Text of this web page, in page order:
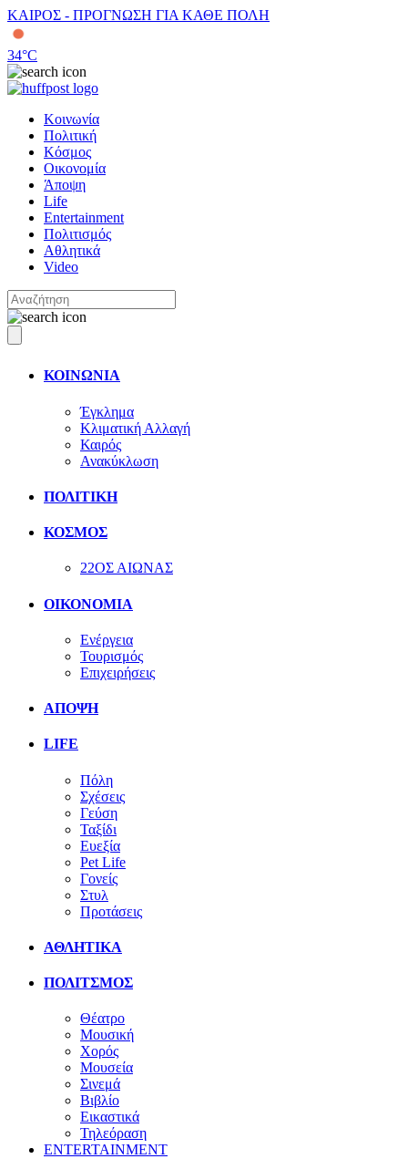
ΚΑΙΡΟΣ - ΠΡΟΓΝΩΣΗ ΓΙΑ ΚΑΘΕ ΠΟΛΗ
34°C
Κοινωνία
Πολιτική
Κόσμος
Οικονομία
Άποψη
Life
Entertainment
Πολιτισμός
Αθλητικά
Video
ΚΟΙΝΩΝΙΑ
Έγκλημα
Κλιματική Αλλαγή
Καιρός
Ανακύκλωση
ΠΟΛΙΤΙΚΗ
ΚΟΣΜΟΣ
22ΟΣ ΑΙΩΝΑΣ
ΟΙΚΟΝΟΜΙΑ
Ενέργεια
Τουρισμός
Επιχειρήσεις
ΑΠΟΨΗ
LIFE
Πόλη
Σχέσεις
Γεύση
Ταξίδι
Ευεξία
Pet Life
Γονείς
Στυλ
Προτάσεις
ΑΘΛΗΤΙΚΑ
ΠΟΛΙΤΣΜΟΣ
Θέατρο
Μουσική
Χορός
Μουσεία
Σινεμά
Βιβλίο
Εικαστικά
Τηλεόραση
ENTERTAINMENT